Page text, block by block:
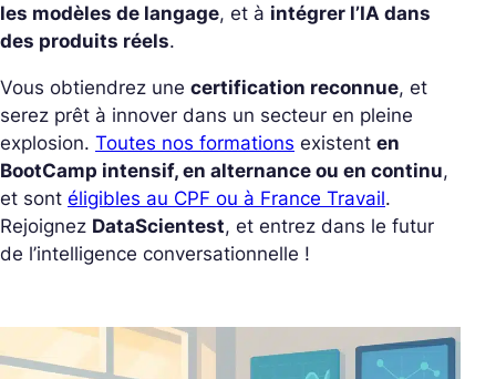
les modèles de langage, et à intégrer l’IA dans
des produits réels.
Vous obtiendrez une certification reconnue, et
serez prêt à innover dans un secteur en pleine
explosion. Toutes nos formations existent en
BootCamp intensif, en alternance ou en continu,
et sont éligibles au CPF ou à France Travail.
Rejoignez DataScientest, et entrez dans le futur
de l’intelligence conversationnelle !